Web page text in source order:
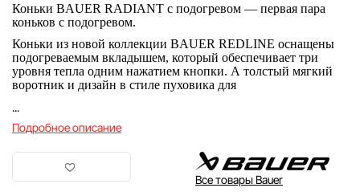
Коньки BAUER RADIANT с подогревом — первая пара
коньков с подогревом.
Коньки из новой коллекции BAUER REDLINE оснащены
подогреваемым вкладышем, который обеспечивает три
уровня тепла одним нажатием кнопки. А толстый мягкий
воротник и дизайн в стиле пуховика для
...
Подробное описание
Все товары Bauer